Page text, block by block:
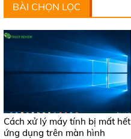
BÀI CHỌN LỌC
Cách xử lý máy tính bị mất hết
ứng dụng trên màn hình